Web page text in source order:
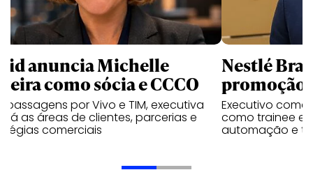
anuncia Michelle
como sócia e CCCO
passagens por Vivo e TIM, executiva
as áreas de clientes, parcerias e
comerciais
Nestlé
promoção
Executivo
como trainee e
automação e